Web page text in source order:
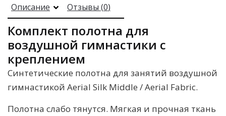
Описание Отзывы (0)
Комплект полотна для
воздушной гимнастики с
креплением
Синтетические полотна для занятий воздушной
гимнастикой Aerial Silk Middle / Aerial Fabric.
Полотна слабо тянутся. Мягкая и прочная ткань